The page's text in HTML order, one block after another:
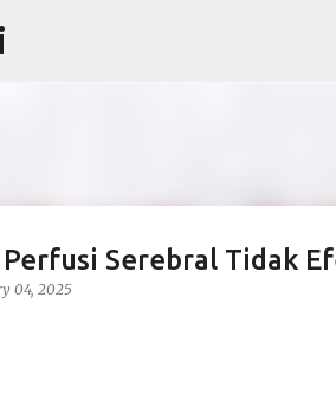
Perfusi Serebral Tidak
04, 2025